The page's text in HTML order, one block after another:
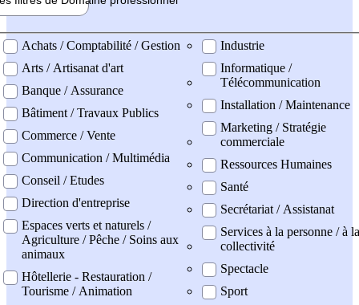
professionel
Achats / Comptabilité / Gestion
Arts / Artisanat d'art
Banque / Assurance
Bâtiment / Travaux Publics
Commerce / Vente
Communication / Multimédia
Conseil / Etudes
Direction d'entreprise
Espaces verts et naturels /
Agriculture / Pêche / Soins aux
animaux
Hôtellerie - Restauration /
Tourisme / Animation
Industrie
Informatique /
Télécommunication
Installation / Maintenance
Marketing / Stratégie
commerciale
Ressources Humaines
Santé
Secrétariat / Assistanat
Services à la personne / à la
collectivité
Spectacle
Sport